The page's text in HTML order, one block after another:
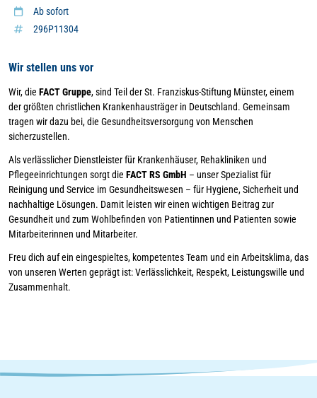
Ab sofort
296P11304
Wir stellen uns vor
Wir, die FACT Gruppe, sind Teil der St. Franziskus-Stiftung Münster, einem
der größten christlichen Krankenhausträger in Deutschland. Gemeinsam
tragen wir dazu bei, die Gesundheitsversorgung von Menschen
sicherzustellen.
Als verlässlicher Dienstleister für Krankenhäuser, Rehakliniken und
Pflegeeinrichtungen sorgt die FACT RS GmbH – unser Spezialist für
Reinigung und Service im Gesundheitswesen – für Hygiene, Sicherheit und
nachhaltige Lösungen. Damit leisten wir einen wichtigen Beitrag zur
Gesundheit und zum Wohlbefinden von Patientinnen und Patienten sowie
Mitarbeiterinnen und Mitarbeiter.
Freu dich auf ein eingespieltes, kompetentes Team und ein Arbeitsklima, das
von unseren Werten geprägt ist: Verlässlichkeit, Respekt, Leistungswille und
Zusammenhalt.